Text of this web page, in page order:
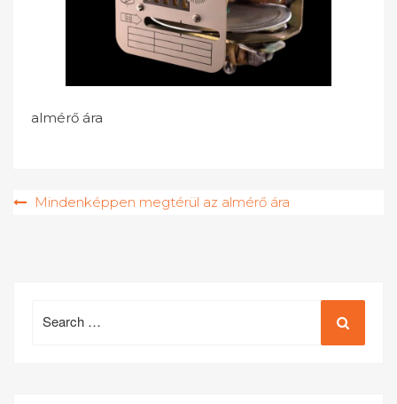
almérő ára
Bejegyzés
Mindenképpen megtérül az almérő ára
for: